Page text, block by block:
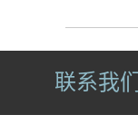
联系我们